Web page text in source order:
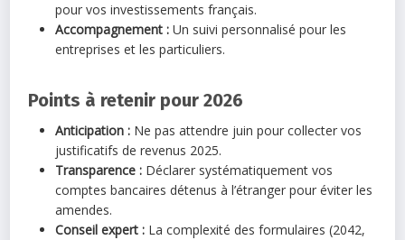
pour vos investissements français.
Accompagnement : Un suivi personnalisé pour les
entreprises et les particuliers.
Points à retenir pour 2026
Anticipation : Ne pas attendre juin pour collecter vos
justificatifs de revenus 2025.
Transparence : Déclarer systématiquement vos
comptes bancaires détenus à l’étranger pour éviter les
amendes.
Conseil expert : La complexité des formulaires (2042,